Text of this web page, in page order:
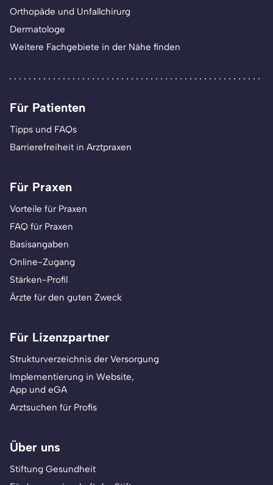
Orthopäde und Unfallchirurg
Dermatologe
Weitere Fachgebiete in der Nähe finden
Für Patienten
Tipps und FAQs
Barrierefreiheit in Arztpraxen
Für Praxen
Vorteile für Praxen
FAQ für Praxen
Basisangaben
Online-Zugang
Stärken-Profil
Ärzte für den guten Zweck
Für Lizenzpartner
Strukturverzeichnis der Versorgung
Implementierung in Website,
App und eGA
Arztsuchen für Profis
Über uns
Stiftung Gesundheit